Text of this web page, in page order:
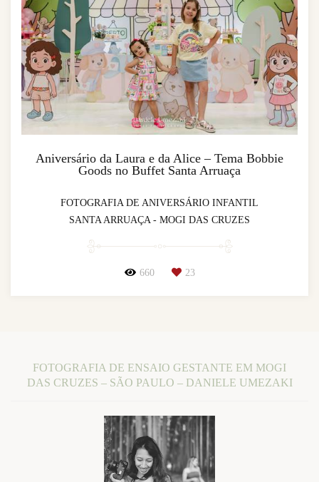
Aniversário da Laura e da Alice – Tema Bobbie
Goods no Buffet Santa Arruaça
FOTOGRAFIA DE ANIVERSÁRIO INFANTIL
SANTA ARRUAÇA - MOGI DAS CRUZES
660 23
FOTOGRAFIA DE ENSAIO GESTANTE EM MOGI
DAS CRUZES – SÃO PAULO – DANIELE UMEZAKI